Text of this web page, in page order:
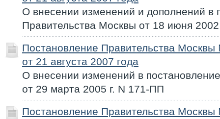
О внесении изменений и дополнений в
Правительства Москвы от 18 июня
Постановление Правительства
от 21 августа 2007 года
О внесении изменений в
от 29 марта 2005 г. N 171-ПП
Постановление Правительства